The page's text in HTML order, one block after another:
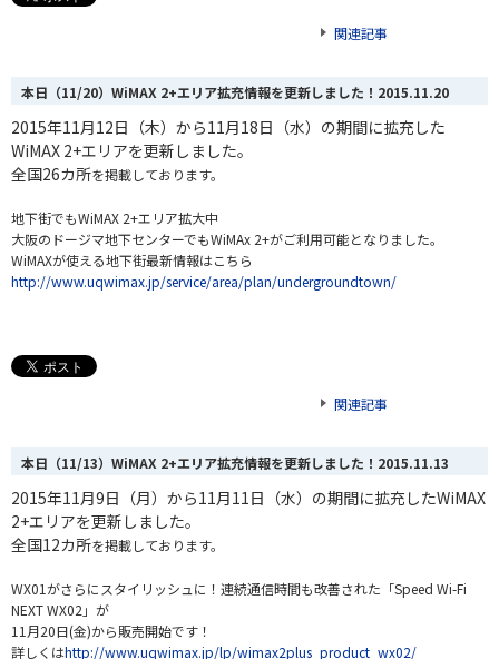
関連記事
本日（11/20）WiMAX 2+エリア拡充情報を更新しました！ 2015.11.20
2015年11月12日（木）から11月18日（水）の期間に拡充した
WiMAX 2+エリアを更新しました。
全国26カ所を掲載しております。
地下街でもWiMAX 2+エリア拡大中
大阪のドージマ地下センターでもWiMAx 2+がご利用可能となりました。
WiMAXが使える地下街最新情報はこちら
http://www.uqwimax.jp/service/area/plan/undergroundtown/
関連記事
本日（11/13）WiMAX 2+エリア拡充情報を更新しました！ 2015.11.13
2015年11月9日（月）から11月11日（水）の期間に拡充したWiMAX
2+エリアを更新しました。
全国12カ所を掲載しております。
WX01がさらにスタイリッシュに！連続通信時間も改善された「Speed Wi-Fi
NEXT WX02」が
11月20日(金)から販売開始です！
詳しくはhttp://www.uqwimax.jp/lp/wimax2plus_product_wx02/